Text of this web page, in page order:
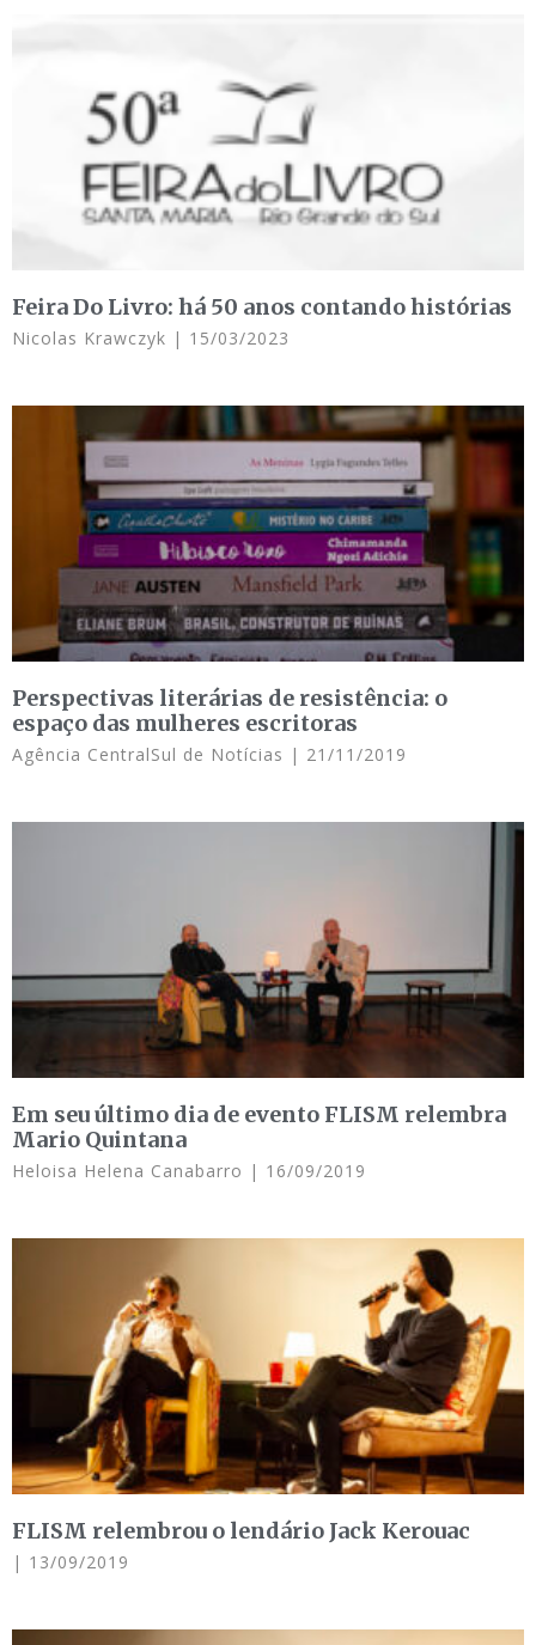
Feira Do Livro: há 50 anos contando histórias
Nicolas Krawczyk 15/03/2023
Perspectivas literárias de resistência: o
espaço das mulheres escritoras
Agência CentralSul de Notícias 21/11/2019
Em seu último dia de evento FLISM relembra
Mario Quintana
Heloisa Helena Canabarro 16/09/2019
FLISM relembrou o lendário Jack Kerouac
13/09/2019